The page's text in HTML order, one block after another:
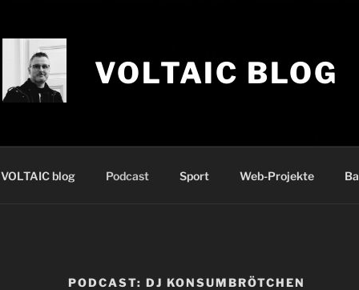
VOLTAIC BLOG
VOLTAIC blog Podcast Sport Web-Projekte
PODCAST: DJ KONSUMBRÖTCHEN